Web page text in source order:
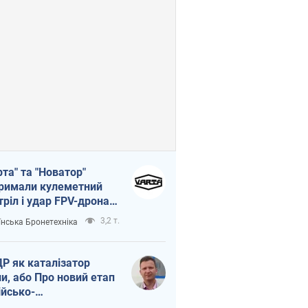
та "Новатор"
кулеметний
і удар FPV-дрона,
життя
ЗСУ
Бронетехніка 3,2 т.
як каталізатор
або Про новий етап